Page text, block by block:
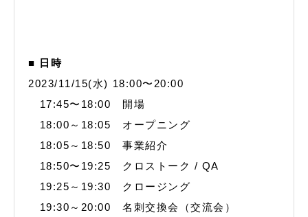
■ 日時
2023/11/15(水) 18:00〜20:00
17:45〜18:00 開場
18:00～18:05 オープニング
18:05～18:50 事業紹介
18:50〜19:25 クロストーク / QA
19:25～19:30 クロージング
19:30～20:00 名刺交換会（交流会）